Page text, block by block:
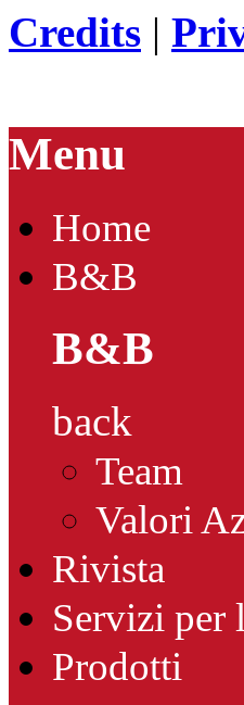
Credits |
Menu
Home
B&B
B&B
back
Team
Valori
Rivista
Servizi per
Prodotti